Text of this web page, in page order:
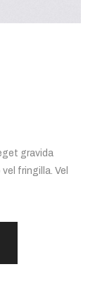
gravida
fringilla. Vel